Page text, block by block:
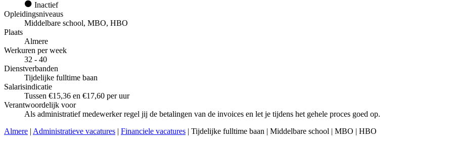
Inactief
Opleidingsniveaus
Middelbare school, MBO, HBO
Plaats
Almere
Werkuren per week
32 - 40
Dienstverbanden
Tijdelijke fulltime baan
Salarisindicatie
Tussen €15,36 en €17,60 per uur
Verantwoordelijk voor
Als administratief medewerker regel jij de betalingen van de invoices en let je tijdens het gehele proces goed op.
Almere | Administratieve vacatures | Financiele vacatures | Tijdelijke fulltime baan | Middelbare school | MBO | HBO